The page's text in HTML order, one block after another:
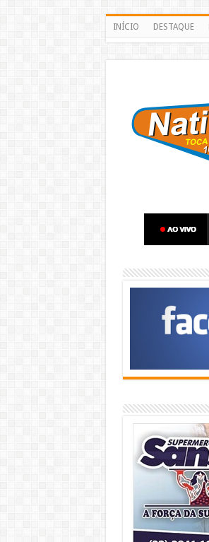
INÍCIO DESTAQUE